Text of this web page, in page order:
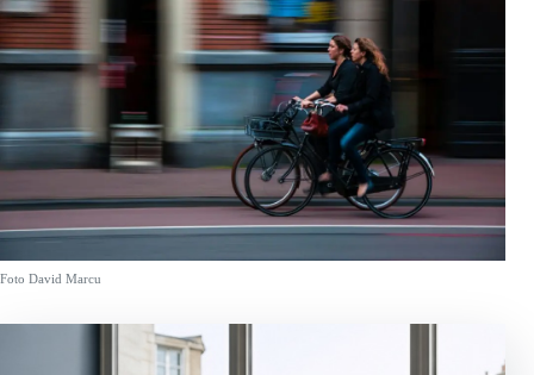
Foto David Marcu